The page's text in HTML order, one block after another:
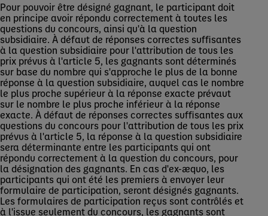
Pour pouvoir être désigné gagnant, le participant doit
en principe avoir répondu correctement à toutes les
questions du concours, ainsi qu'à la question
subsidiaire. À défaut de réponses correctes suffisantes
à la question subsidiaire pour l'attribution de tous les
prix prévus à l'article 5, les gagnants sont déterminés
sur base du nombre qui s'approche le plus de la bonne
réponse à la question subsidiaire, auquel cas le nombre
le plus proche supérieur à la réponse exacte prévaut
sur le nombre le plus proche inférieur à la réponse
exacte. À défaut de réponses correctes suffisantes aux
questions du concours pour l'attribution de tous les prix
prévus à l'article 5, la réponse à la question subsidiaire
sera déterminante entre les participants qui ont
répondu correctement à la question du concours, pour
la désignation des gagnants. En cas d'ex-æquo, les
participants qui ont été les premiers à envoyer leur
formulaire de participation, seront désignés gagnants.
Les formulaires de participation reçus sont contrôlés et
à l'issue seulement du concours, les gagnants sont